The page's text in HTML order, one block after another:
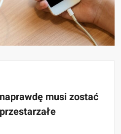
musi zostać